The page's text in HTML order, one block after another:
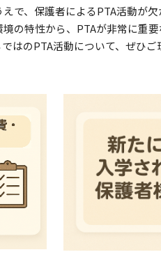
で、保護者によるPTA活動が
の特性から、PTAが非常に重
はのPTA活動について、ぜひご